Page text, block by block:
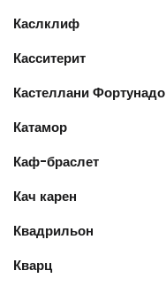
Каслклиф
Касситерит
Кастеллани Фортунадо
Катамор
Каф-браслет
Кач карен
Квадрильон
Кварц